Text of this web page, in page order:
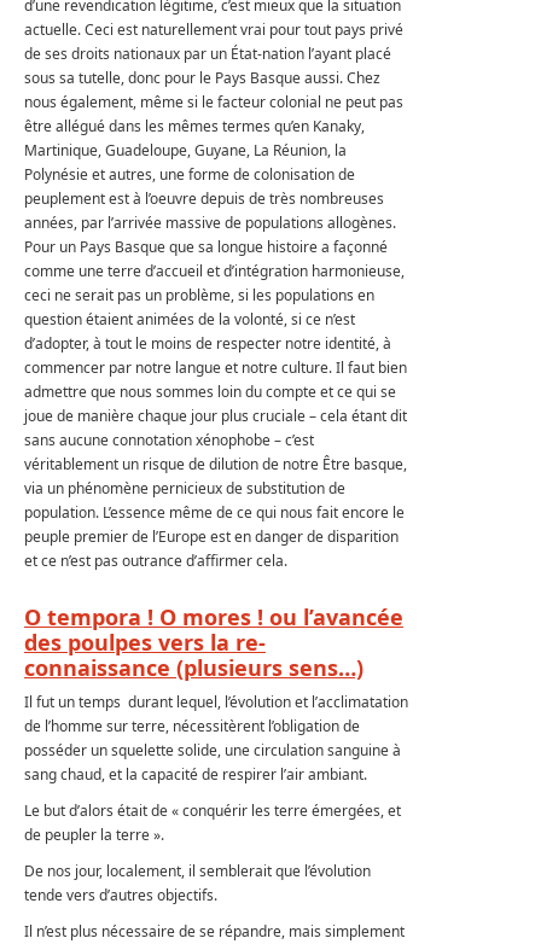
d’une revendication légitime, c’est mieux que la situation
actuelle. Ceci est naturellement vrai pour tout pays privé
de ses droits nationaux par un État-nation l’ayant placé
sous sa tutelle, donc pour le Pays Basque aussi. Chez
nous également, même si le facteur colonial ne peut pas
être allégué dans les mêmes termes qu’en Kanaky,
Martinique, Guadeloupe, Guyane, La Réunion, la
Polynésie et autres, une forme de colonisation de
peuplement est à l’oeuvre depuis de très nombreuses
années, par l’arrivée massive de populations allogènes.
Pour un Pays Basque que sa longue histoire a façonné
comme une terre d’accueil et d’intégration harmonieuse,
ceci ne serait pas un problème, si les populations en
question étaient animées de la volonté, si ce n’est
d’adopter, à tout le moins de respecter notre identité, à
commencer par notre langue et notre culture. Il faut bien
admettre que nous sommes loin du compte et ce qui se
joue de manière chaque jour plus cruciale – cela étant dit
sans aucune connotation xénophobe – c’est
véritablement un risque de dilution de notre Être basque,
via un phénomène pernicieux de substitution de
population. L’essence même de ce qui nous fait encore le
peuple premier de l’Europe est en danger de disparition
et ce n’est pas outrance d’affirmer cela.
O tempora ! O mores ! ou l’avancée
des poulpes vers la re-
connaissance (plusieurs sens…)
Il fut un temps durant lequel, l’évolution et l’acclimatation
de l’homme sur terre, nécessitèrent l’obligation de
posséder un squelette solide, une circulation sanguine à
sang chaud, et la capacité de respirer l’air ambiant.
Le but d’alors était de « conquérir les terre émergées, et
de peupler la terre ».
De nos jour, localement, il semblerait que l’évolution
tende vers d’autres objectifs.
Il n’est plus nécessaire de se répandre, mais simplement